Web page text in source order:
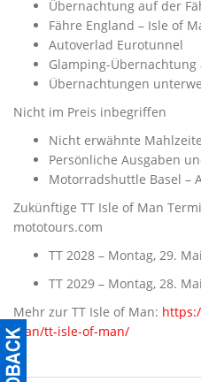
Übernachtung auf der
Fähre England – Isle of
Autoverlad Eurotunnel
Glamping-
Übernachtungen
Nicht im Preis inbegriffen
Nicht erwähnte
Persönliche Ausgaben
Motorradshuttle Basel –
Zukünftige TT Isle of Man
mototours.com
TT 2028 – Montag, 29.
TT 2029 – Montag, 28.
Mehr zur TT Isle of Man:
man/tt-isle-of-man/